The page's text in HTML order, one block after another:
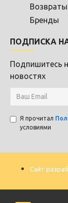
Возвраты
Бренды
ПОДПИСКА
Подпишитесь
новостях
Я прочитал
условиями
Сайт